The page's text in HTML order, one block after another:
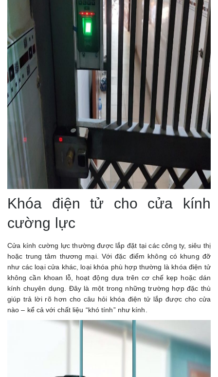
Khóa điện tử cho cửa kính
cường lực
Cửa kính cường lực thường được lắp đặt tại các công ty, siêu thị
hoặc trung tâm thương mại. Với đặc điểm không có khung đỡ
như các loại cửa khác, loại khóa phù hợp thường là khóa điện tử
không cần khoan lỗ, hoạt động dựa trên cơ chế kẹp hoặc dán
kính chuyên dụng. Đây là một trong những trường hợp đặc thù
giúp trả lời rõ hơn cho câu hỏi khóa điện tử lắp được cho cửa
nào – kể cả với chất liệu “khó tính” như kính.